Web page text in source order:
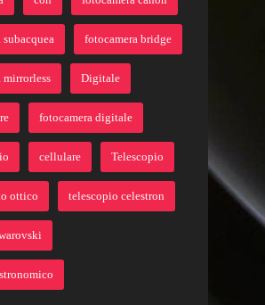
fotocamera bridge
mirrorless Digitale
fotocamera digitale
cellulare Telescopio
ottico telescopio celestron